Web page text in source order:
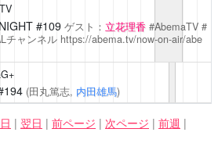
#109 ゲスト： 立花理香#AbemaTV #
チャンネル https://abema.tv/now-on-air/abe
(田丸篤志, 内田雄馬)
| 翌日 | 前ページ | 次ページ | 前週 |